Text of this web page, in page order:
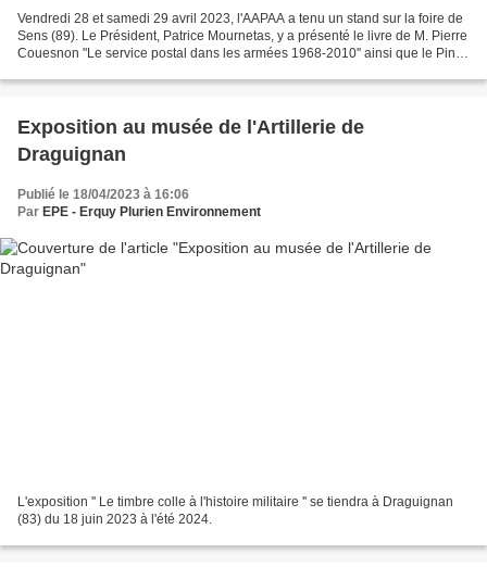
Vendredi 28 et samedi 29 avril 2023, l'AAPAA a tenu un stand sur la foire de
Sens (89). Le Président, Patrice Mournetas, y a présenté le livre de M. Pierre
Couesnon "Le service postal dans les armées 1968-2010'' ainsi que le Pin's
Exposition au musée de l'Artillerie de
Draguignan
Publié le 18/04/2023 à 16:06
Par EPE - Erquy Plurien Environnement
L'exposition '' Le timbre colle à l'histoire militaire '' se tiendra à Draguignan
(83) du 18 juin 2023 à l'été 2024.